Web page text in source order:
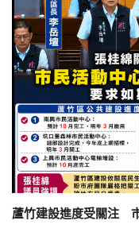
蘆竹建設進度受關注